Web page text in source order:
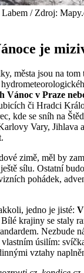
/ Zdroj:
je
města jsou na tom
Vánoc v Praze
či Hradci
kde se sníh na
Vary, Jihlava
zimě, měl by
sílu. Ostatní
pohádek,
jedno je jisté:
Bílé krajiny se staly
Nezbude
úsilím:
vztahy